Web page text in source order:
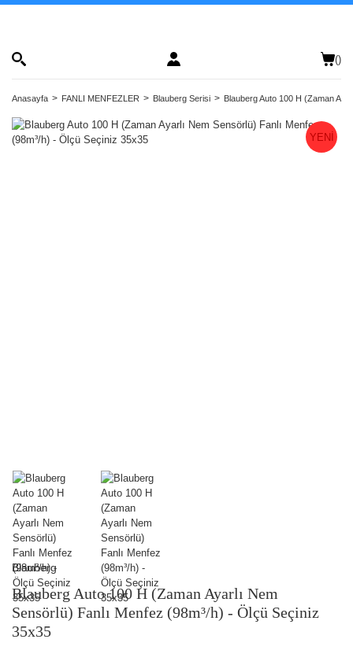
()
Anasayfa FANLI MENFEZLER Blauberg Serisi Blauberg Auto 100 H (Zaman
YENİ
Blauberg
Blauberg Auto 100 H (Zaman Ayarlı Nem
Sensörlü) Fanlı Menfez (98m³/h) - Ölçü Seçiniz
35x35